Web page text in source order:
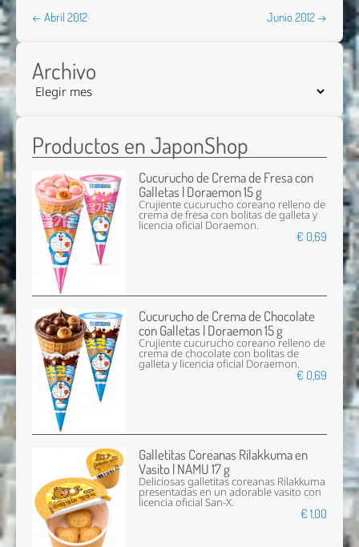
← Abril 2012 Junio 2012 →
Archivo
Productos en JaponShop
Cucurucho de Crema de Fresa con
Galletas | Doraemon 15 g
Crujiente cucurucho coreano relleno de
crema de fresa con bolitas de galleta y
licencia oficial Doraemon.
€ 0,69
Cucurucho de Crema de Chocolate
con Galletas | Doraemon 15 g
Crujiente cucurucho coreano relleno de
crema de chocolate con bolitas de
galleta y licencia oficial Doraemon.
€ 0,69
Galletitas Coreanas Rilakkuma en
Vasito | NAMU 17 g
Deliciosas galletitas coreanas Rilakkuma
presentadas en un adorable vasito con
licencia oficial San-X.
€ 1,00